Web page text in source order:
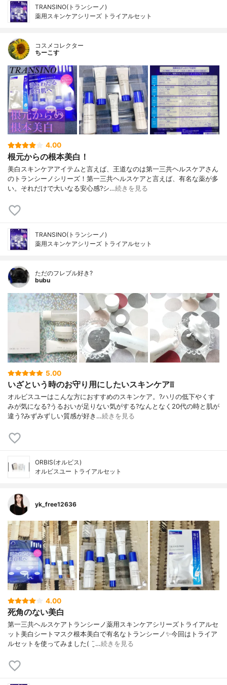
TRANSINO(トランシーノ)
薬用スキンケアシリーズ トライアルセット
コスメコレクター
ちーこす
4.00
根元からの根本美白！
美白スキンケアアイテムと言えば、王道なのは第一三共ヘルスケアさん
のトランシーノシリーズ！第一三共ヘルスケアと言えば、有名な薬が多
い。それだけで大いなる安心感?シ…続きを見る
TRANSINO(トランシーノ)
薬用スキンケアシリーズ トライアルセット
ただのフレブル好き?
bubu
5.00
いざという時のお守り用にしたいスキンケア❕❕
オルビスユーはこんな方におすすめのスキンケア。?ハリの低下やくす
みが気になる?うるおいが足りない気がする?なんとなく20代の時と肌が
違う?みずみずしい質感が好き…続きを見る
ORBIS(オルビス)
オルビスユー トライアルセット
yk_free12636
4.00
死角のない美白
第一三共ヘルスケアトランシーノ薬用スキンケアシリーズトライアルセ
ット美白シートマスク根本美白で有名なトランシーノ✨今回はトライア
ルセットを使ってみました( ¨̮…続きを見る